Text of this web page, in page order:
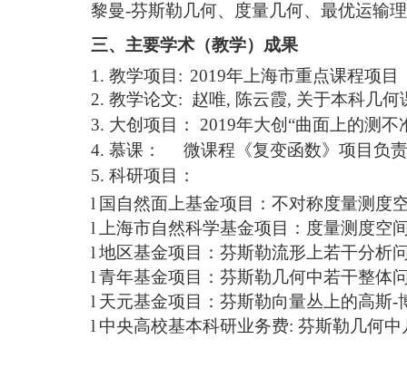
黎曼-芬斯勒几何、度量几何、最优运输
三、主要学术（教学）成果
1. 教学项目 : 2019年上海市重点课程项目
2. 教学论文: 赵唯, 陈云霞, 关于本科几何
3. 大创项目： 2019年大创“曲面上的测不
4. 慕课：
微课程《复变函数》项目负
5. 科研项目：
l 国自然面上基金项目：不对称度量测度
l
上海市自然科学基金项目：度量测度空
l 地区基金项目：芬斯勒流形上若干分析
l 青年基金项目：芬斯勒几何中若干整体
l 天元基金项目：芬斯勒向量丛上的高斯-
l 中央高校基本科研业务费: 芬斯勒几何